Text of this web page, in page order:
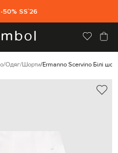
50% SS`26
Одяг Шорти Ermanno Scervino Білі